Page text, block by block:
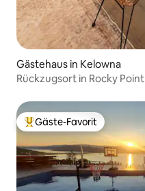
Gästehaus in Kelowna
Rückzugsort in Rocky Point
Beliebter Gäste-Favorit.
Gäste-Favorit